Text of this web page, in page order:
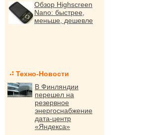
Обзор Highscreen
Nano: быстрее,
меньше, дешевле
Техно-Новости
В Финляндии
перешел на
резервное
энергоснабжение
дата-центр
«Яндекса»